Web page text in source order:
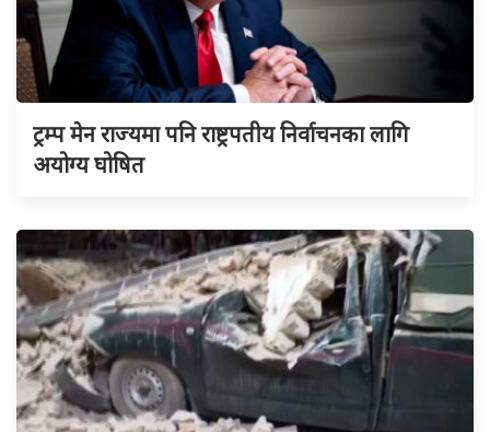
ट्रम्प मेन राज्यमा पनि राष्ट्रपतीय निर्वाचनका लागि
अयोग्य घोषित